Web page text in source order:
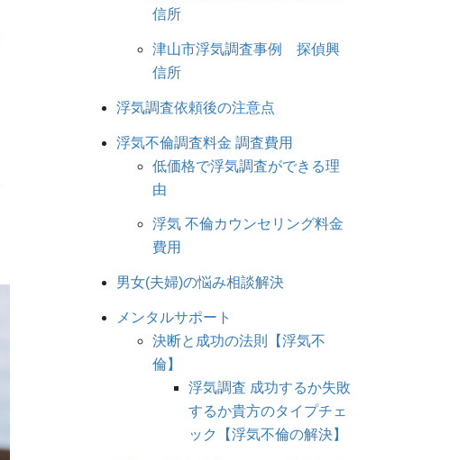
信所
津山市浮気調査事例 探偵興
信所
浮気調査依頼後の注意点
浮気不倫調査料金 調査費用
低価格で浮気調査ができる理
由
浮気 不倫カウンセリング料金
費用
男女(夫婦)の悩み相談解決
メンタルサポート
決断と成功の法則【浮気不
倫】
浮気調査 成功するか失敗
するか貴方のタイプチェ
ック【浮気不倫の解決】